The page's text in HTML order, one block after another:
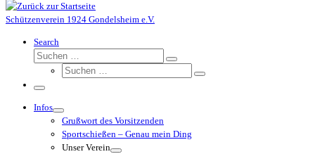
Schützenverein 1924 Gondelsheim e.V.
Search
Suche
Suchen …
Suche
Suchen …
Menü
Infos
Grußwort des Vorsitzenden
Sportschießen – Genau mein Ding
Unser Verein